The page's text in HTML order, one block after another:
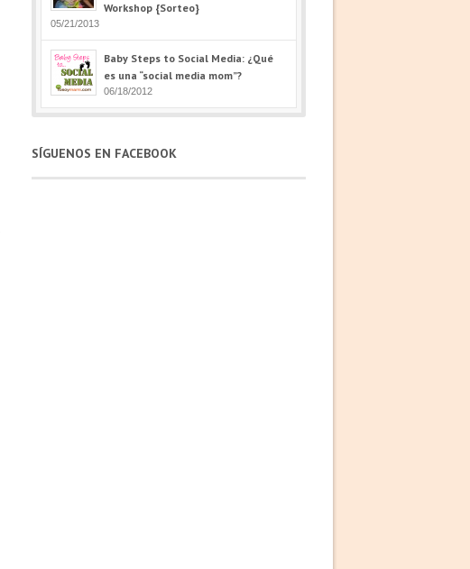
Workshop {Sorteo}
05/21/2013
Baby Steps to Social Media: ¿Qué
es una “social media mom”?
06/18/2012
SÍGUENOS EN FACEBOOK